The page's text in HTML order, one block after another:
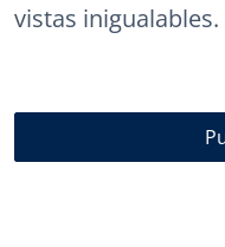
vistas inigualables.